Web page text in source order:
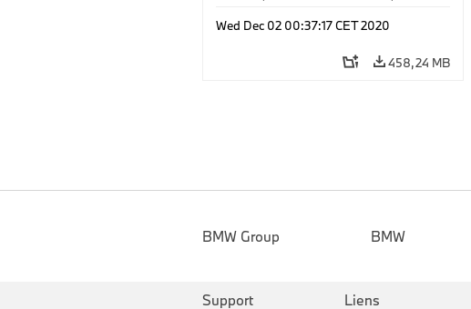
Wed Dec 02 00:37:17 CET 2020
458,24 MB
BMW Group BMW
Support Liens